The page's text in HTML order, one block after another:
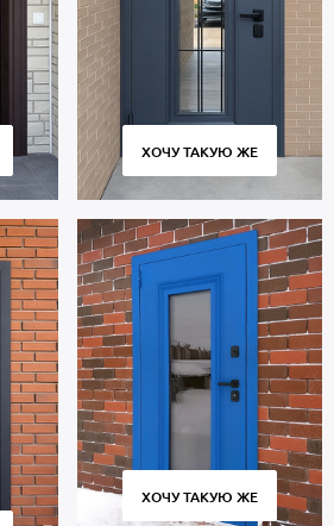
теплоизоляция пеноплекс.
проема: 2 контура для
посторонних звуков с улицы или из
на длительную эксплуатацию и
множества циклов открывания и
качественных комплектующих и
размеров обеспечивают
к коробу без скрипов и
размер 2000х800 мм. Гарантия 5
или оставьте заявку на сайте, чтобы
вашего проема. Выезд
— бесплатно. Изготовление от 2 дн.
области, монтаж.
ХОЧУ ТАКУЮ ЖЕ
ХОЧУ ТАКУЮ ЖЕ